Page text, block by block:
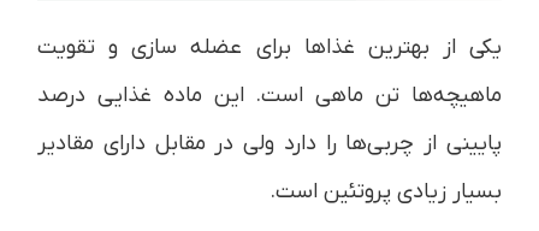
یکی از بهترین غذاها برای عضله سازی و تقویت
ماهیچه‌ها تن ماهی است. این ماده غذایی درصد
پایینی از چربی‌ها را دارد ولی در مقابل دارای مقادیر
بسیار زیادی پروتئین است.